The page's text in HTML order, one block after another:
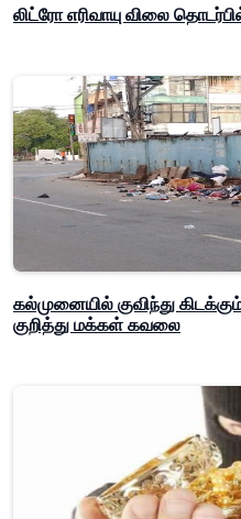
லிட்ரோ எரிவாயு விலை
கல்முனையில் குவிந்து
குறித்து மக்கள் கவலை